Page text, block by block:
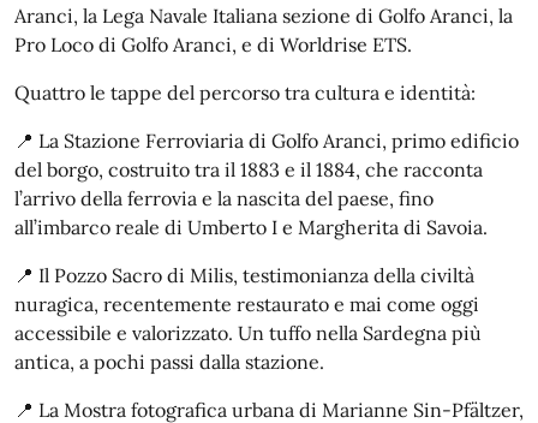
Aranci, la Lega Navale Italiana sezione di Golfo Aranci, la
Pro Loco di Golfo Aranci, e di Worldrise ETS.
Quattro le tappe del percorso tra cultura e identità:
📍 La Stazione Ferroviaria di Golfo Aranci, primo edificio
del borgo, costruito tra il 1883 e il 1884, che racconta
l’arrivo della ferrovia e la nascita del paese, fino
all’imbarco reale di Umberto I e Margherita di Savoia.
📍 Il Pozzo Sacro di Milis, testimonianza della civiltà
nuragica, recentemente restaurato e mai come oggi
accessibile e valorizzato. Un tuffo nella Sardegna più
antica, a pochi passi dalla stazione.
📍 La Mostra fotografica urbana di Marianne Sin-Pfältzer,